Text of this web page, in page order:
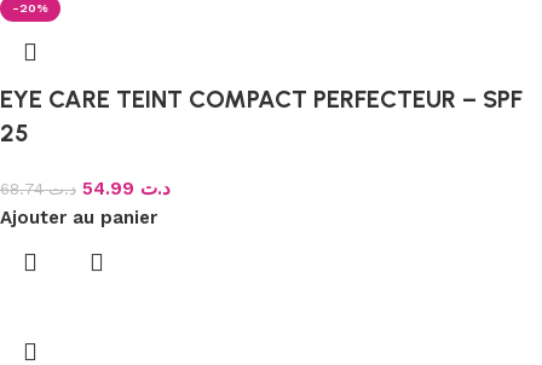
-20%
EYE CARE TEINT COMPACT PERFECTEUR – SPF
25
د.ت68.74 د.ت
Ajouter au panier